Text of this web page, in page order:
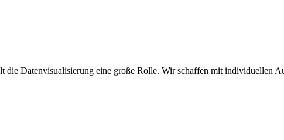
Datenvisualisierung eine große Rolle. Wir schaffen mit individuellen